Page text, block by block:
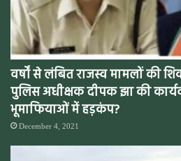
वर्षों से लंबित राजस्व मामलों की
पुलिस अधीक्षक दीपक झा की
भूमाफियाओं में हड़कंप?
December 4, 2021